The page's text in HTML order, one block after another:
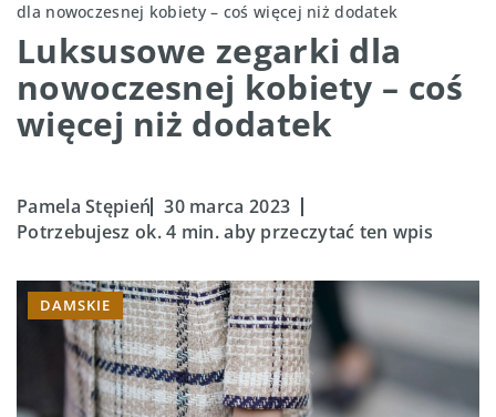
dla nowoczesnej kobiety – coś więcej niż dodatek
Luksusowe zegarki dla
nowoczesnej kobiety – coś
więcej niż dodatek
Pamela Stępień
30 marca 2023
Potrzebujesz ok. 4 min. aby przeczytać ten wpis
DAMSKIE